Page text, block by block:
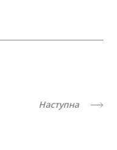
Наступна